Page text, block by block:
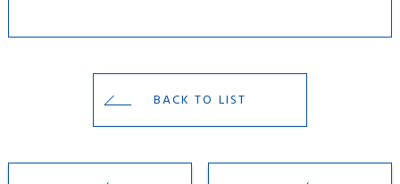
BACK TO LIST